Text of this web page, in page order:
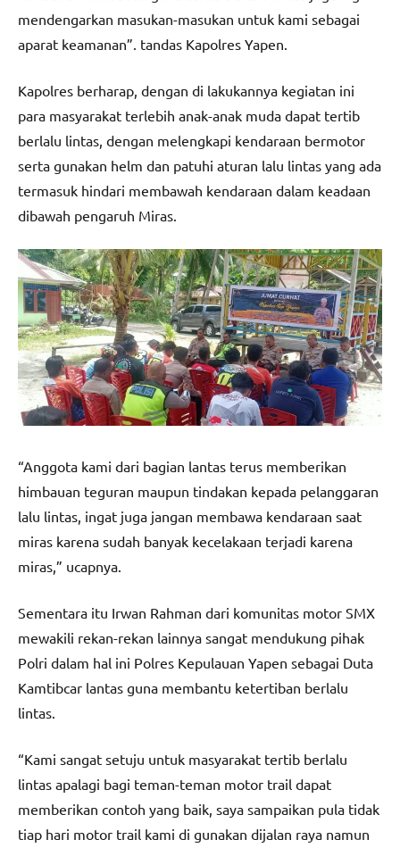
mendengarkan masukan-masukan untuk kami sebagai
aparat keamanan”. tandas Kapolres Yapen.
Kapolres berharap, dengan di lakukannya kegiatan ini
para masyarakat terlebih anak-anak muda dapat tertib
berlalu lintas, dengan melengkapi kendaraan bermotor
serta gunakan helm dan patuhi aturan lalu lintas yang ada
termasuk hindari membawah kendaraan dalam keadaan
dibawah pengaruh Miras.
“Anggota kami dari bagian lantas terus memberikan
himbauan teguran maupun tindakan kepada pelanggaran
lalu lintas, ingat juga jangan membawa kendaraan saat
miras karena sudah banyak kecelakaan terjadi karena
miras,” ucapnya.
Sementara itu Irwan Rahman dari komunitas motor SMX
mewakili rekan-rekan lainnya sangat mendukung pihak
Polri dalam hal ini Polres Kepulauan Yapen sebagai Duta
Kamtibcar lantas guna membantu ketertiban berlalu
lintas.
“Kami sangat setuju untuk masyarakat tertib berlalu
lintas apalagi bagi teman-teman motor trail dapat
memberikan contoh yang baik, saya sampaikan pula tidak
tiap hari motor trail kami di gunakan dijalan raya namun